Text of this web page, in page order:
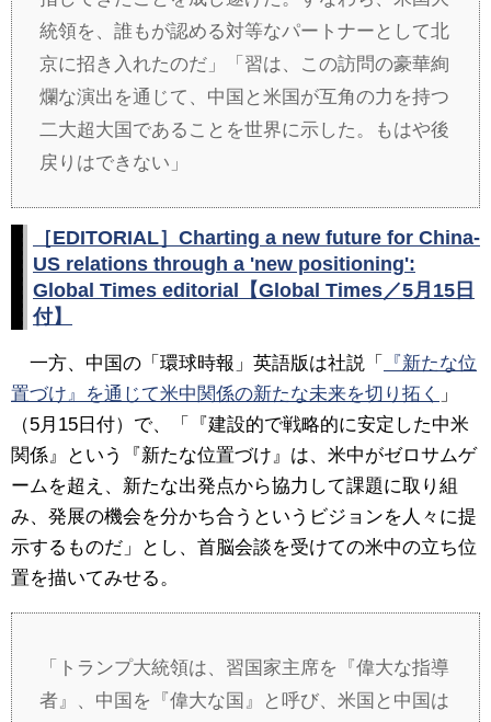
統領を、誰もが認める対等なパートナーとして北
京に招き入れたのだ」「習は、この訪問の豪華絢
爛な演出を通じて、中国と米国が互角の力を持つ
二大超大国であることを世界に示した。もはや後
戻りはできない」
［EDITORIAL］Charting a new future for China-
US relations through a 'new positioning':
Global Times editorial【Global Times／5月15日
付】
一方、中国の「環球時報」英語版は社説「
『新たな位
置づけ』を通じて米中関係の新たな未来を切り拓く
」
（5月15日付）で、「『建設的で戦略的に安定した中米
関係』という『新たな位置づけ』は、米中がゼロサムゲ
ームを超え、新たな出発点から協力して課題に取り組
み、発展の機会を分かち合うというビジョンを人々に提
示するものだ」とし、首脳会談を受けての米中の立ち位
置を描いてみせる。
「トランプ大統領は、習国家主席を『偉大な指導
者』、中国を『偉大な国』と呼び、米国と中国は